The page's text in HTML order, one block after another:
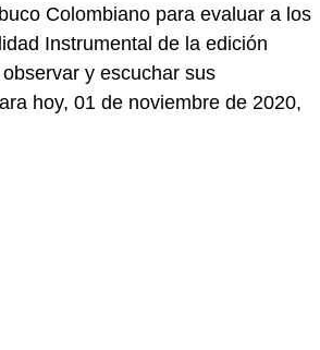
Colombiano para evaluar a los
Instrumental de la edición
y escuchar sus
hoy, 01 de noviembre de 2020,